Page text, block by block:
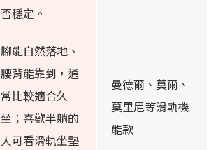
否穩定。
腳能自然落地、
腰背能靠到，通
常比較適合久
坐；喜歡半躺的
人可看滑軌坐墊
曼德爾、莫爾、
莫里尼等滑軌機
能款